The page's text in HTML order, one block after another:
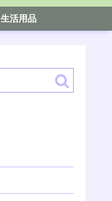
生活用品